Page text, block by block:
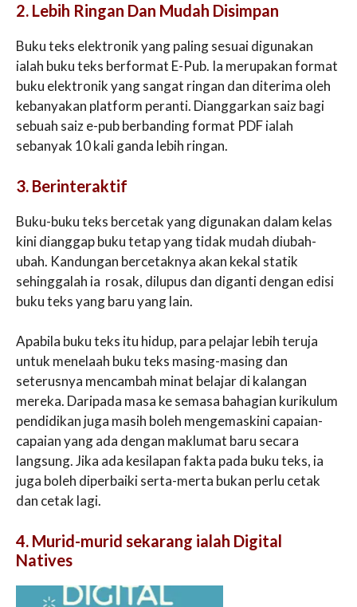
2. Lebih Ringan Dan Mudah Disimpan
Buku teks elektronik yang paling sesuai digunakan
ialah buku teks berformat E-Pub. Ia merupakan format
buku elektronik yang sangat ringan dan diterima oleh
kebanyakan platform peranti. Dianggarkan saiz bagi
sebuah saiz e-pub berbanding format PDF ialah
sebanyak 10 kali ganda lebih ringan.
3. Berinteraktif
Buku-buku teks bercetak yang digunakan dalam kelas
kini dianggap buku tetap yang tidak mudah diubah-
ubah. Kandungan bercetaknya akan kekal statik
sehinggalah ia rosak, dilupus dan diganti dengan edisi
buku teks yang baru yang lain.
Apabila buku teks itu hidup, para pelajar lebih teruja
untuk menelaah buku teks masing-masing dan
seterusnya mencambah minat belajar di kalangan
mereka. Daripada masa ke semasa bahagian kurikulum
pendidikan juga masih boleh mengemaskini capaian-
capaian yang ada dengan maklumat baru secara
langsung. Jika ada kesilapan fakta pada buku teks, ia
juga boleh diperbaiki serta-merta bukan perlu cetak
dan cetak lagi.
4. Murid-murid sekarang ialah Digital
Natives